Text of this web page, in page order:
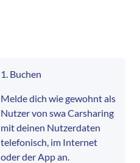
1. Buchen
Melde dich wie gewohnt als
Nutzer von swa Carsharing
mit deinen Nutzerdaten
telefonisch, im Internet
oder der App an.